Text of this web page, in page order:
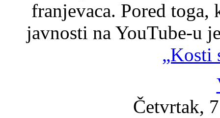
franjevaca. Pored
javnosti na YouTube-u
„Kosti
Četvrtak,